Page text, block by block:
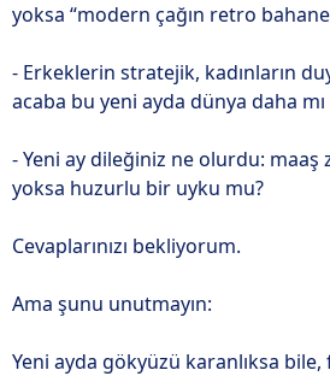
yoksa “modern çağın retro
- Erkeklerin stratejik, kadınların
acaba bu yeni ayda dünya daha
- Yeni ay dileğiniz ne olurdu: maaş
yoksa huzurlu bir uyku mu?
Cevaplarınızı bekliyorum.
Ama şunu unutmayın:
Yeni ayda gökyüzü karanlıksa